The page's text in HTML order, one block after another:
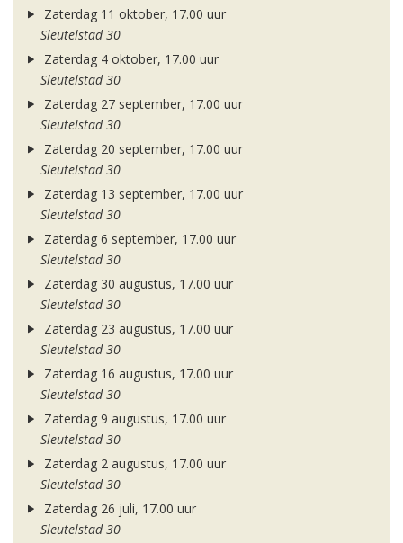
Zaterdag 11 oktober, 17.00 uur
Sleutelstad 30
Zaterdag 4 oktober, 17.00 uur
Sleutelstad 30
Zaterdag 27 september, 17.00 uur
Sleutelstad 30
Zaterdag 20 september, 17.00 uur
Sleutelstad 30
Zaterdag 13 september, 17.00 uur
Sleutelstad 30
Zaterdag 6 september, 17.00 uur
Sleutelstad 30
Zaterdag 30 augustus, 17.00 uur
Sleutelstad 30
Zaterdag 23 augustus, 17.00 uur
Sleutelstad 30
Zaterdag 16 augustus, 17.00 uur
Sleutelstad 30
Zaterdag 9 augustus, 17.00 uur
Sleutelstad 30
Zaterdag 2 augustus, 17.00 uur
Sleutelstad 30
Zaterdag 26 juli, 17.00 uur
Sleutelstad 30